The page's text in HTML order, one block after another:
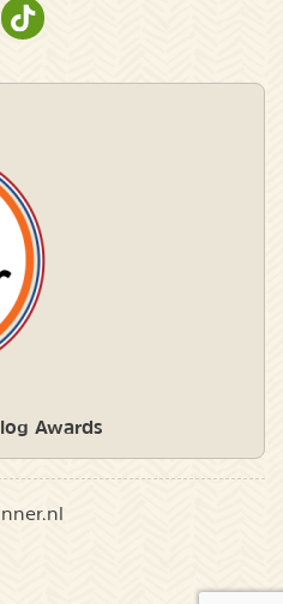
INSTAGRAM
OP PINTEREST
OP YOUTUBE
NATURESCANNER OP TIKTOK
Awards